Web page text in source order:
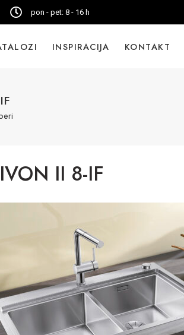
pon - pet: 8 - 16 h
INSPIRACIJA KONTAKT
II 8-IF